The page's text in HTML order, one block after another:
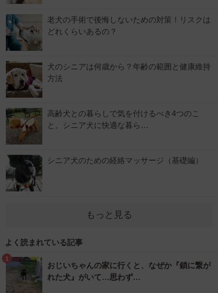
老犬の手術で後悔しないための対策！リスクは
どれくらいあるの？
犬のシニアは何歳から？年齢の範囲と健康維持
方法
高齢犬との暮らしで気を付けるべき4つのこ
と。シニア犬に快適な暮ら…
シニア犬のための経絡マッサージ（基礎編）
もっと見る
よく読まれている記事
1
おじいちゃんの家に行くと、なぜか『鎖に繋が
れた犬』がいて…思わず…